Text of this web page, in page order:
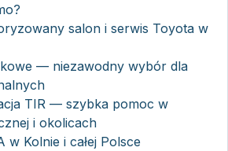
salon i serwis Toyota w
— niezawodny wybór dla
TIR — szybka pomoc w
i okolicach
Kolnie i całej Polsce